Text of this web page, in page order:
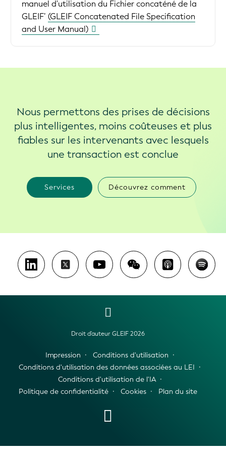
manuel d'utilisation du Fichier concaténé de la
GLEIF’ (GLEIF Concatenated File Specification
and User Manual)
Nous permettons des prises de décisions
plus intelligentes, moins coûteuses et plus
fiables sur les intervenants avec lesquels
une transaction est conclue
Services Découvrez comment
Droit d'auteur GLEIF 2026
Impression
Conditions d'utilisation
Conditions d'utilisation des données associées au LEI
Conditions d'utilisation de l'IA
Politique de confidentialité
Cookies Plan du site